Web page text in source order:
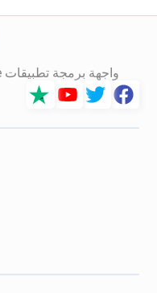
واجهة برمجة تطبيقات B2B Lead & Email Intelligence